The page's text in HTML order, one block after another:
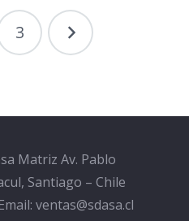
3
Matriz Av. Pablo
Santiago – Chile
ventas@sdasa.cl